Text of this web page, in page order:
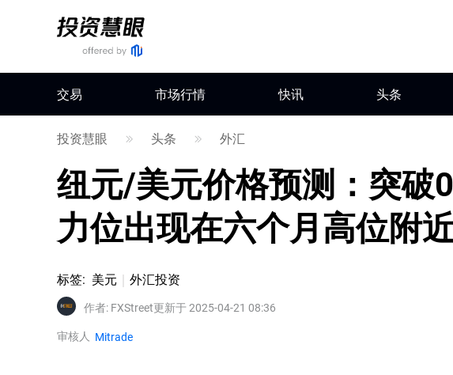
交易 市场行情 快讯 头条
投资慧眼 头条 外汇
纽元/美元价格预测：突破
力位出现在六个月高位附
标签: 美元 外汇投资
作者: FXStreet更新于 2025-04-21 08:36
审核人 Mitrade